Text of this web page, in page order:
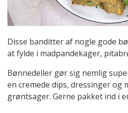
Disse banditter af nogle gode
at fylde i madpandekager,
Bønnedeller gør sig nemlig
en cremede dips, dressinger og
grøntsager. Gerne pakket ind i